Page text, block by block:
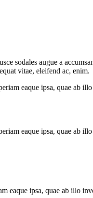
sodales augue a
vitae, eleifend ac, enim.
eaque ipsa, quae ab
eaque ipsa, quae ab
eaque ipsa, quae ab illo